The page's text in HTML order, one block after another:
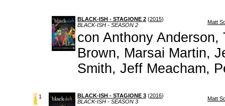
BLACK-ISH - STAGIONE 2 (2015)
BLACK-ISH - SEASON 2
Matt
con Anthony
Brown, Marsai Martin,
Smith, Jeff Meacham,
1 BLACK-ISH - STAGIONE 3 (2016)
BLACK-ISH - SEASON 3
Matt